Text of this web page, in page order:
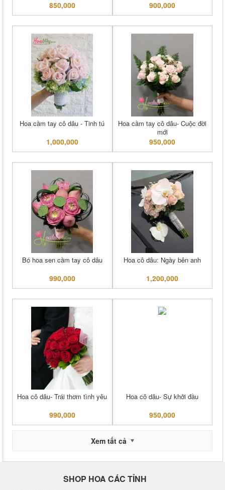
850,000 900,000
Hoa cầm tay cô dâu - Tinh tú
1,000,000
Hoa cầm tay cô dâu- Cuộc đời
mới
950,000
Bó hoa sen cầm tay cô dâu
990,000
Hoa cô dâu: Ngày bên anh
1,200,000
Hoa cô dâu- Trái thơm tình yêu
990,000
Hoa cô dâu- Sự khởi đầu
950,000
Xem tất cả
SHOP HOA CÁC TỈNH